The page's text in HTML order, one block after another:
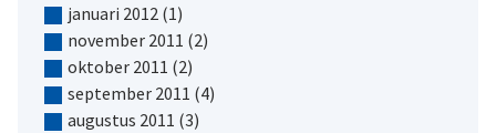
januari 2012 (1)
november 2011 (2)
oktober 2011 (2)
september 2011 (4)
augustus 2011 (3)